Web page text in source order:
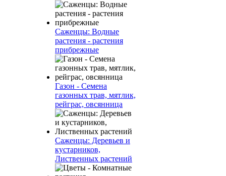
Саженцы: Водные
растения - растения
прибрежные
Газон - Семена
газонных трав, мятлик,
рейграс, овсянница
Саженцы: Деревьев и
кустарников,
Лиственных растений